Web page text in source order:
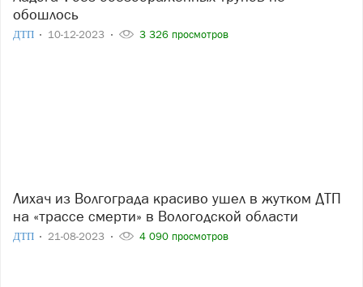
обошлось
ДТП 10-12-2023 3 326 просмотров
Лихач из Волгограда красиво ушел в жутком ДТП
на «трассе смерти» в Вологодской области
ДТП 21-08-2023 4 090 просмотров